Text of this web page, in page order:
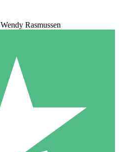
Wendy Rasmussen